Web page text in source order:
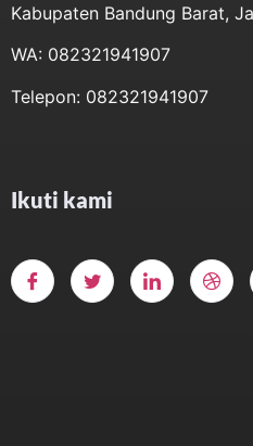
Kabupaten Bandung Barat,
WA: 082321941907
Telepon: 082321941907
Ikuti kami